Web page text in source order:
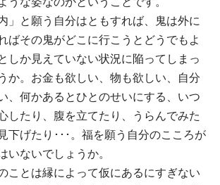
」と願う自分はともすれば、鬼は外に
ばその鬼がどこに行こうとどうでもよ
しか見えていない状況に陥ってしまっ
か。お金も欲しい、物も欲しい、自分
、何かあるとひとのせいにする、いつ
したり、腹を立てたり、うらんでみた
下げたり･･･。福を願う自分のこころが
いないでしょうか。
ことは縁によって仮にあるにすぎない